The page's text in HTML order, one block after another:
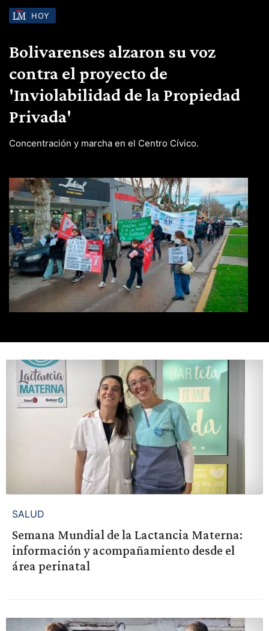
HOY
Bolivarenses alzaron su voz
contra el proyecto de
'Inviolabilidad de la Propiedad
Privada'
Concentración y marcha en el Centro Cívico.
SALUD
Semana Mundial de la Lactancia Materna:
información y acompañamiento desde el
área perinatal